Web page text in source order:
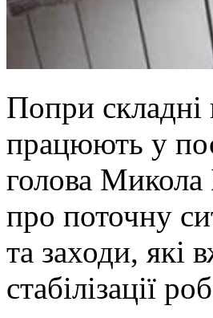
Попри складні
працюють у
голова Микола
про поточну
та заходи, які
стабілізації